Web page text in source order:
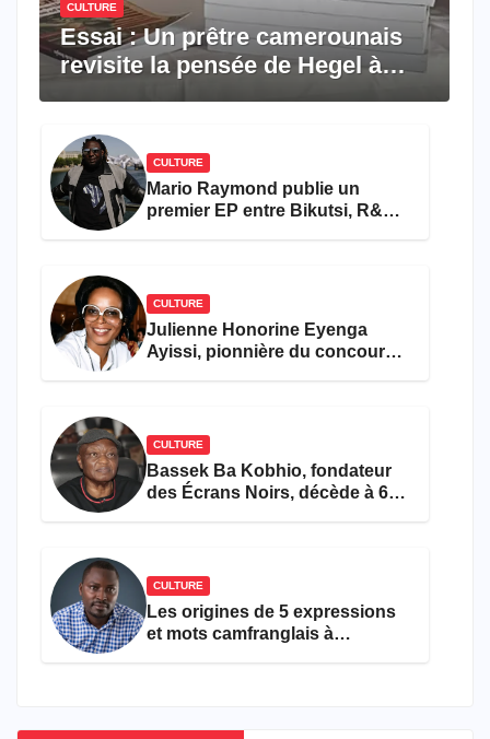
CULTURE
Essai : Un prêtre camerounais
revisite la pensée de Hegel à
CULTURE
Mario Raymond publie un
premier EP entre Bikutsi, R&B
CULTURE
Julienne Honorine Eyenga
Ayissi, pionnière du concours
CULTURE
Bassek Ba Kobhio, fondateur
des Écrans Noirs, décède à 69
CULTURE
Les origines de 5 expressions
et mots camfranglais à